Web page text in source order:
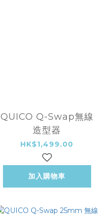
QUICO Q-Swap無線
造型器
HK$1,499.00
加入購物車